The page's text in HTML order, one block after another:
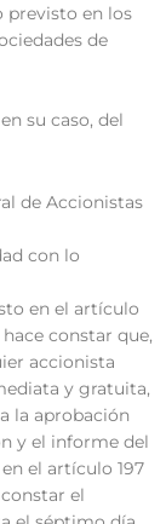
previsto en los
de
su caso, del
de Accionistas
con lo
en el artículo
hace constar que,
accionista
y gratuita,
la aprobación
y el informe del
el artículo 197
el